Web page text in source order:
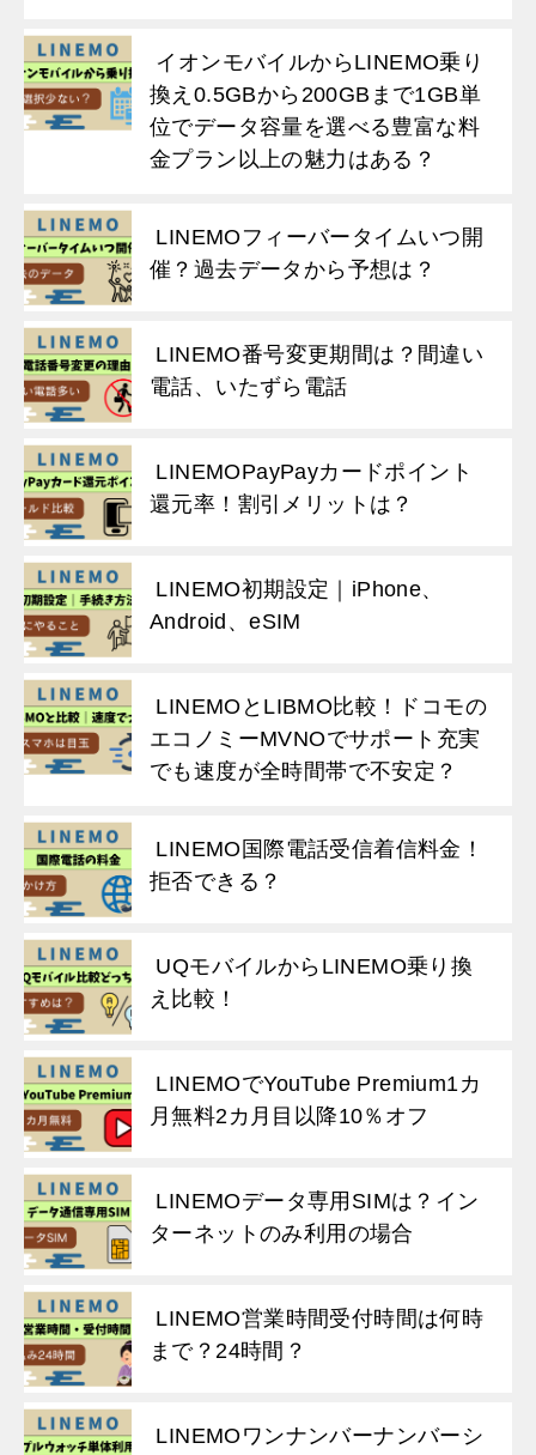
イオンモバイルからLINEMO乗り
換え0.5GBから200GBまで1GB単
位でデータ容量を選べる豊富な料
金プラン以上の魅力はある？
LINEMOフィーバータイムいつ開
催？過去データから予想は？
LINEMO番号変更期間は？間違い
電話、いたずら電話
LINEMOPayPayカードポイント
還元率！割引メリットは？
LINEMO初期設定｜iPhone、
Android、eSIM
LINEMOとLIBMO比較！ドコモの
エコノミーMVNOでサポート充実
でも速度が全時間帯で不安定？
LINEMO国際電話受信着信料金！
拒否できる？
UQモバイルからLINEMO乗り換
え比較！
LINEMOでYouTube Premium1カ
月無料2カ月目以降10％オフ
LINEMOデータ専用SIMは？イン
ターネットのみ利用の場合
LINEMO営業時間受付時間は何時
まで？24時間？
LINEMOワンナンバーナンバーシ